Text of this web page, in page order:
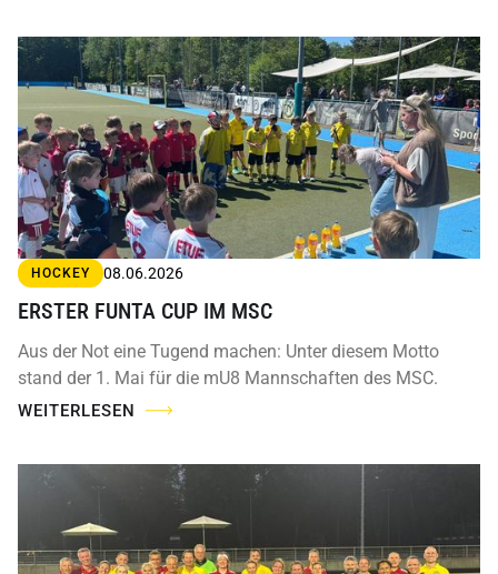
HOCKEY 08.06.2026
ERSTER FUNTA CUP IM MSC
Aus der Not eine Tugend machen: Unter diesem Motto
stand der 1. Mai für die mU8 Mannschaften des MSC.
WEITERLESEN